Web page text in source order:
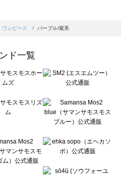
イサマンサモスモス）のワンピース一覧
ブルー）のワンピース一覧
のワンピース一覧
ース一覧
ンピース一覧
ス一覧
ワンピース パープル/紫系
ド一覧